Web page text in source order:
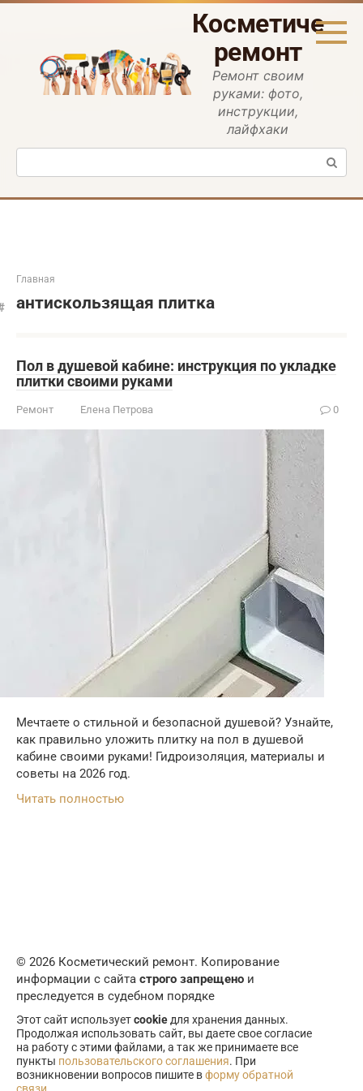
Перейти
ремонт
Ремонт своим
руками: фото,
инструкции,
лайфхаки
Поиск:
Главная
антискользящая плитка
Пол в душевой кабине: инструкция по укладке
плитки своими руками
Ремонт Елена Петрова 0
Мечтаете о стильной и безопасной душевой? Узнайте,
как правильно уложить плитку на пол в душевой
кабине своими руками! Гидроизоляция, материалы и
советы на 2026 год.
Читать полностью
© 2026 Косметический ремонт. Копирование
информации с сайта строго запрещено и
преследуется в судебном порядке
Этот сайт используетcookie для хранения данных.
Продолжая использовать сайт, вы даете свое согласие
на работу с этими файлами, а так же принимаете все
пункты пользовательского соглашения. При
возникновении вопросов пишите вформу обратной